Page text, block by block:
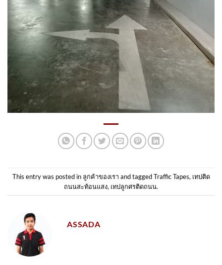
This entry was posted in ลูกค้าของเรา and taggedTraffic Tapes, เทปติด
ถนนสะท้อนแสง, เทปลูกศรติดถนน.
ASSADA